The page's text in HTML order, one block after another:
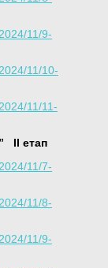
11/9-
11/10-
11/11-
ІІ етап
11/7-
11/8-
11/9-